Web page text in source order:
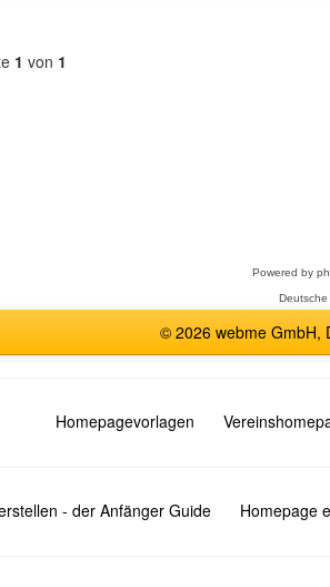
1 von 1
Powered by
© 2026 webme GmbH,
Homepagevorlagen
- der Anfänger Guide Homepage